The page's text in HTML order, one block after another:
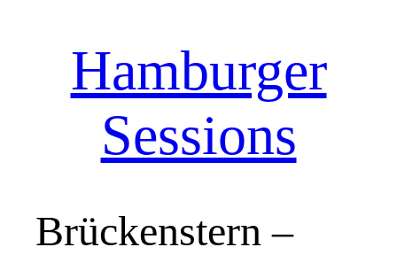
Hamburger
Sessions
Brückenstern –